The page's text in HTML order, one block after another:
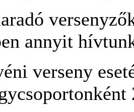
annyit
verseny